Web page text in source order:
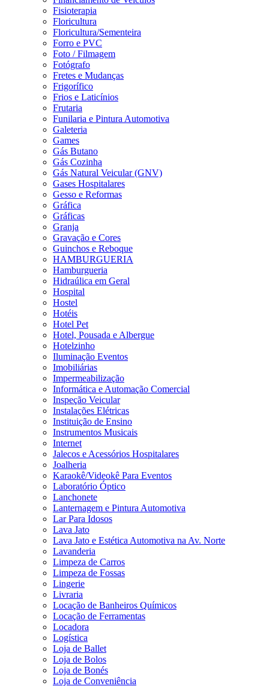
Fisioterapia
Floricultura
Floricultura/Sementeira
Forro e PVC
Foto / Filmagem
Fotógrafo
Fretes e Mudanças
Frigorífico
Frios e Laticínios
Frutaria
Funilaria e Pintura Automotiva
Galeteria
Games
Gás Butano
Gás Cozinha
Gás Natural Veicular (GNV)
Gases Hospitalares
Gesso e Reformas
Gráfica
Gráficas
Granja
Gravação e Cores
Guinchos e Reboque
HAMBURGUERIA
Hamburgueria
Hidraúlica em Geral
Hospital
Hostel
Hotéis
Hotel Pet
Hotel, Pousada e Albergue
Hotelzinho
Iluminação Eventos
Imobiliárias
Impermeabilização
Informática e Automação Comercial
Inspeção Veicular
Instalações Elétricas
Instituição de Ensino
Instrumentos Musicais
Internet
Jalecos e Acessórios Hospitalares
Joalheria
Karaokê/Videokê Para Eventos
Laboratório Óptico
Lanchonete
Lanternagem e Pintura Automotiva
Lar Para Idosos
Lava Jato
Lava Jato e Estética Automotiva na Av. Norte
Lavanderia
Limpeza de Carros
Limpeza de Fossas
Lingerie
Livraria
Locação de Banheiros Químicos
Locação de Ferramentas
Locadora
Logística
Loja de Ballet
Loja de Bolos
Loja de Bonés
Loja de Conveniência